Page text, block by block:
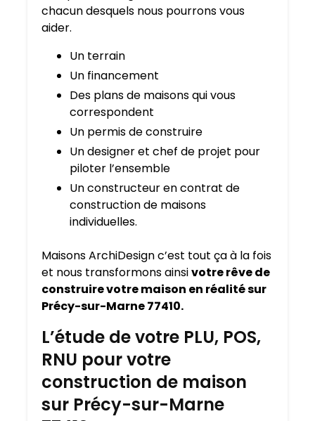
chacun desquels nous pourrons vous
aider.
Un terrain
Un financement
Des plans de maisons qui vous
correspondent
Un permis de construire
Un designer et chef de projet pour
piloter l’ensemble
Un constructeur en contrat de
construction de maisons
individuelles.
Maisons ArchiDesign c’est tout ça à la fois
et nous transformons ainsivotre rêve de
construire votre maison en réalité sur
Précy-sur-Marne 77410.
L’étude de votre PLU, POS,
RNU pour votre
construction de maison
sur Précy-sur-Marne